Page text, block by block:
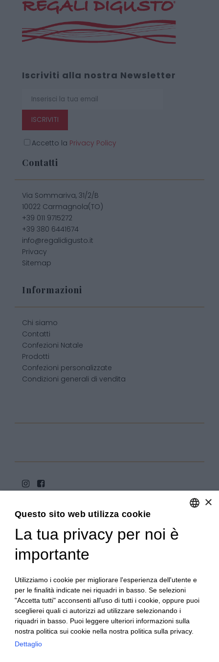
Iscriviti alla nostra Newsletter
ISCRIVITI
Accetto la Privacy Policy
Contatti
Via Sommariva, 31/2/B
10022 Carmagnola(TO)
+39 011 9715272
+39 380 6441674
info@regalidigusto.it
Privacy
Sitemap
Informazioni
Chi siamo
Contatti
Confezioni Natale
Prodotti
Confezioni personalizzate
Condizioni generali di vendita
Copyright 2020© Regali Digusto è un marchio di Olio
10022 Carmagnola (TO) - PIVA 07980320019
Creato da:etinet.it
×
Questo sito web utilizza cookie
La tua privacy per noi è
importante
Utilizziamo i cookie per migliorare l'esperienza dell'utente e
per le finalità indicate nei riquadri in basso. Se selezioni
"Accetta tutti" acconsenti all'uso di tutti i cookie, oppure puoi
sceglierei quali ci autorizzi ad utilizzare selezionando i
riquadri in basso. Puoi leggere ulteriori informazioni sulla
nostra politica sui cookie nella nostra politica sulla privacy.
Dettaglio